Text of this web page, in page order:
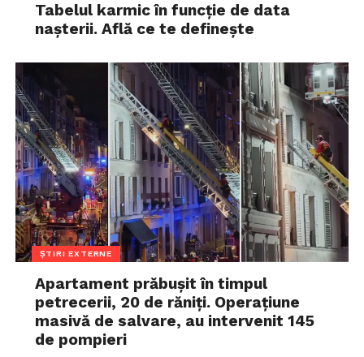
Tabelul karmic în funcție de data
nașterii. Află ce te definește
ȘTIRI EXTERNE
Apartament prăbușit în timpul
petrecerii, 20 de răniți. Operațiune
masivă de salvare, au intervenit 145
de pompieri